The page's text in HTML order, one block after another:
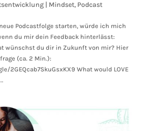
| Mindset, Podcast
Podcastfolge starten, würde ich mich
du mir dein Feedback hinterlässt:
wünschst du dir in Zukunft von mir? Hier
(ca. 2 Min.):
2GEQcab7SkuGsxKX9 What would LOVE